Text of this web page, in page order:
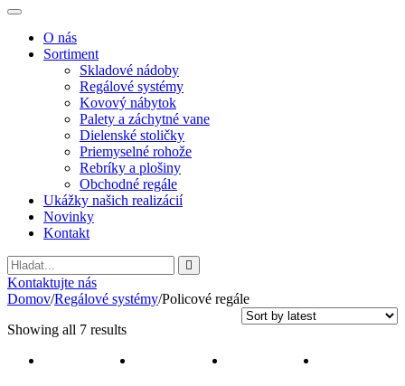
O nás
Sortiment
Skladové nádoby
Regálové systémy
Kovový nábytok
Palety a záchytné vane
Dielenské stoličky
Priemyselné rohože
Rebríky a plošiny
Obchodné regále
Ukážky našich realizácií
Novinky
Kontakt
Vyhladavanie
Kontaktujte nás
Domov/Regálové systémy/Policové regále
Showing all 7 results